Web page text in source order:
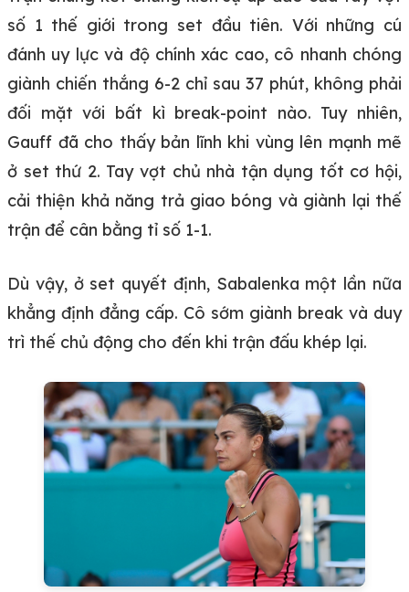
số 1 thế giới trong set đầu tiên. Với những cú
đánh uy lực và độ chính xác cao, cô nhanh chóng
giành chiến thắng 6-2 chỉ sau 37 phút, không phải
đối mặt với bất kì break-point nào. Tuy nhiên,
Gauff đã cho thấy bản lĩnh khi vùng lên mạnh mẽ
ở set thứ 2. Tay vợt chủ nhà tận dụng tốt cơ hội,
cải thiện khả năng trả giao bóng và giành lại thế
trận để cân bằng tỉ số 1-1.
Dù vậy, ở set quyết định, Sabalenka một lần nữa
khẳng định đẳng cấp. Cô sớm giành break và duy
trì thế chủ động cho đến khi trận đấu khép lại.